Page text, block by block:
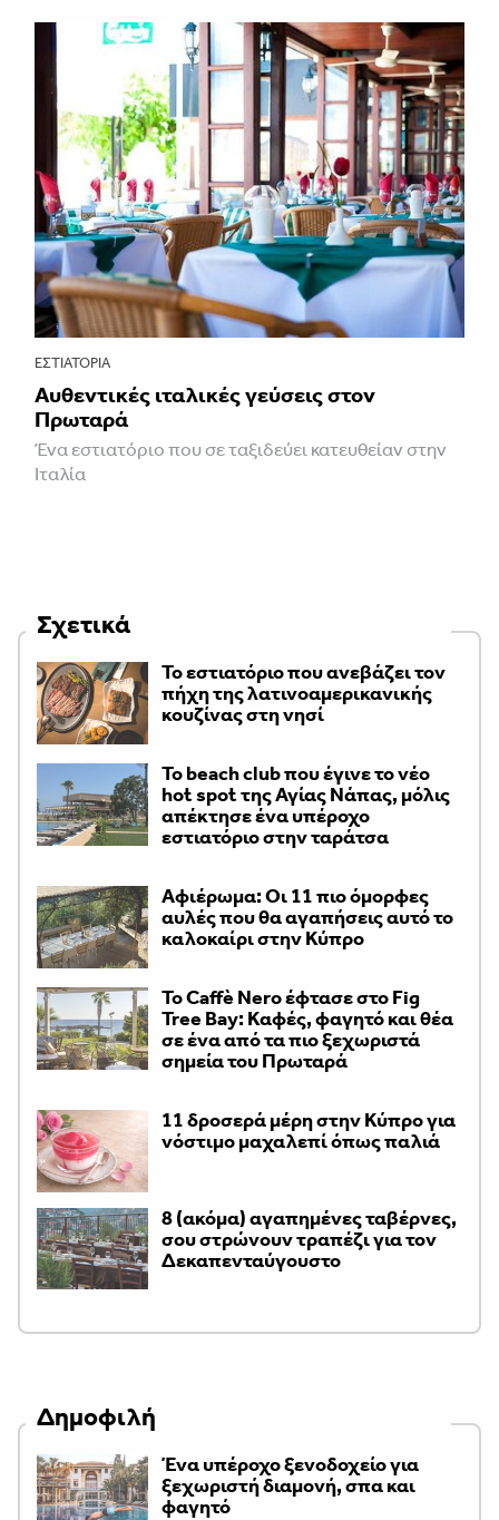
ΕΣΤΙΑΤΌΡΙΑ
Αυθεντικές ιταλικές γεύσεις στον
Πρωταρά
Ένα εστιατόριο που σε ταξιδεύει κατευθείαν στην
Ιταλία
Σχετικά
Το εστιατόριο που ανεβάζει τον
πήχη της λατινοαμερικανικής
κουζίνας στη νησί
Το beach club που έγινε το νέο
hot spot της Αγίας Νάπας, μόλις
απέκτησε ένα υπέροχο
εστιατόριο στην ταράτσα
Αφιέρωμα: Οι 11 πιο όμορφες
αυλές που θα αγαπήσεις αυτό το
καλοκαίρι στην Κύπρο
Το Caffè Nero έφτασε στο Fig
Tree Bay: Καφές, φαγητό και θέα
σε ένα από τα πιο ξεχωριστά
σημεία του Πρωταρά
11 δροσερά μέρη στην Κύπρο για
νόστιμο μαχαλεπί όπως παλιά
8 (ακόμα) αγαπημένες ταβέρνες,
σου στρώνουν τραπέζι για τον
Δεκαπενταύγουστο
Δημοφιλή
Ένα υπέροχο ξενοδοχείο για
ξεχωριστή διαμονή, σπα και
φαγητό